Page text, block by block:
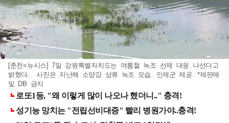
[춘천=뉴시스] 7일 강원특별자치도는 여름철 녹조 선제 대응 나선다고
밝혔다. 사진은 지난해 소양강 상류 녹조 모습. 인제군 제공. *재판매
및 DB 금지